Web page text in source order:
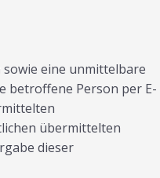
eine unmittelbare
betroffene Person per E-
übermittelten
dieser